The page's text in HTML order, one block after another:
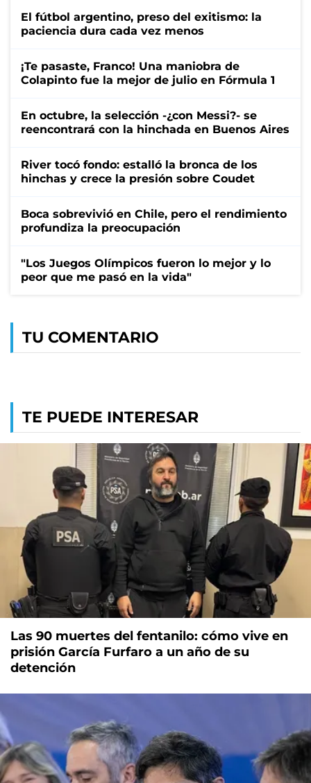
El fútbol argentino, preso del exitismo: la
paciencia dura cada vez menos
¡Te pasaste, Franco! Una maniobra de
Colapinto fue la mejor de julio en Fórmula 1
En octubre, la selección -¿con Messi?- se
reencontrará con la hinchada en Buenos Aires
River tocó fondo: estalló la bronca de los
hinchas y crece la presión sobre Coudet
Boca sobrevivió en Chile, pero el rendimiento
profundiza la preocupación
"Los Juegos Olímpicos fueron lo mejor y lo
peor que me pasó en la vida"
TU COMENTARIO
TE PUEDE INTERESAR
Las 90 muertes del fentanilo: cómo vive en
prisión García Furfaro a un año de su
detención